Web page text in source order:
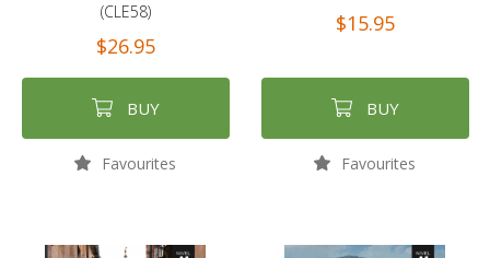
(CLE58)
$26.95
BUY
Favourites
$15.95
BUY
Favourites